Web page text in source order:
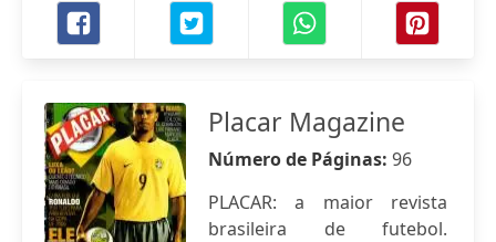
Placar Magazine
Número de Páginas: 96
PLACAR: a maior revista
brasileira de futebol.